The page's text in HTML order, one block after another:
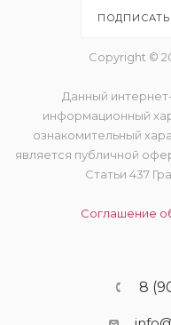
Copyright ©
Данный
информационный
ознакомительный
является публичной
Статьи 437
Соглашение
8